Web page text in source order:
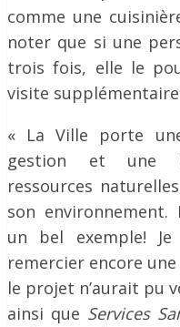
comme une
noter que si une
trois fois, elle le
visite
« La Ville porte
gestion et une
ressources
son environnement.
un bel exemple!
remercier encore
le projet n’aurait pu
ainsi que Services